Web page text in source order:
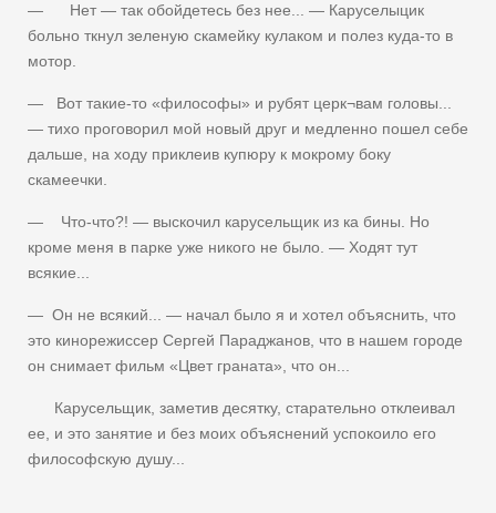
— Нет — так обойдетесь без нее... — Каруселыцик
больно ткнул зеленую скамейку кулаком и полез куда-то в
мотор.
— Вот такие-то «философы» и рубят церк¬вам головы...
— тихо проговорил мой новый друг и медленно пошел себе
дальше, на ходу приклеив купюру к мокрому боку
скамеечки.
— Что-что?! — выскочил карусельщик из ка бины. Но
кроме меня в парке уже никого не было. — Ходят тут
всякие...
— Он не всякий... — начал было я и хотел объяснить, что
это кинорежиссер Сергей Параджанов, что в нашем городе
он снимает фильм «Цвет граната», что он...
Карусельщик, заметив десятку, старательно отклеивал
ее, и это занятие и без моих объяснений успокоило его
философскую душу...